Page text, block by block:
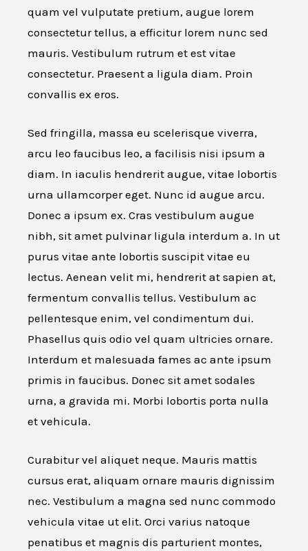
quam vel vulputate pretium, augue lorem
consectetur tellus, a efficitur lorem nunc sed
mauris. Vestibulum rutrum et est vitae
consectetur. Praesent a ligula diam. Proin
convallis ex eros.
Sed fringilla, massa eu scelerisque viverra,
arcu leo faucibus leo, a facilisis nisi ipsum a
diam. In iaculis hendrerit augue, vitae lobortis
urna ullamcorper eget. Nunc id augue arcu.
Donec a ipsum ex. Cras vestibulum augue
nibh, sit amet pulvinar ligula interdum a. In ut
purus vitae ante lobortis suscipit vitae eu
lectus. Aenean velit mi, hendrerit at sapien at,
fermentum convallis tellus. Vestibulum ac
pellentesque enim, vel condimentum dui.
Phasellus quis odio vel quam ultricies ornare.
Interdum et malesuada fames ac ante ipsum
primis in faucibus. Donec sit amet sodales
urna, a gravida mi. Morbi lobortis porta nulla
et vehicula.
Curabitur vel aliquet neque. Mauris mattis
cursus erat, aliquam ornare mauris dignissim
nec. Vestibulum a magna sed nunc commodo
vehicula vitae ut elit. Orci varius natoque
penatibus et magnis dis parturient montes,